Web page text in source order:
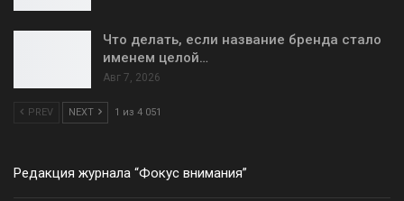
Что делать, если название бренда стало
именем целой…
Авг 7, 2026
PREV NEXT 1 из 4 051
Редакция журнала “Фокус внимания”